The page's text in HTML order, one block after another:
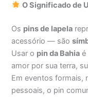
O Significado de
Os pins de lapela
acessório — são
Usar o pin da Bahia é
amor por sua terra,
Em eventos formais,
pessoais, o pin